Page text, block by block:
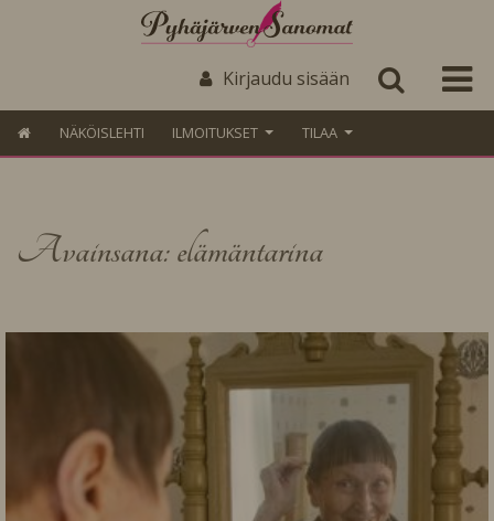
Kirjaudu sisään
NÄKÖISLEHTI ILMOITUKSET TILAA
Avainsana: elämäntarina